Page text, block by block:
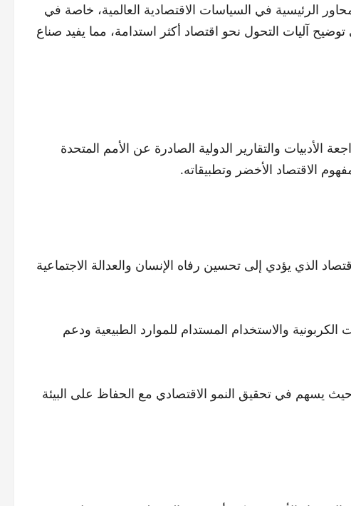
الرئيسية في السياسات الاقتصادية العالمية، خاصة في
آليات التحول نحو اقتصاد أكثر استدامة، مما يفيد صناع
والتقارير الدولية الصادرة عن الأمم المتحدة
الاقتصاد الأخضر وتطبيقاته.
الذي يؤدي إلى تحسين رفاه الإنسان والعدالة الاجتماعية
الكربونية والاستخدام المستدام للموارد الطبيعية ودعم
حيث يسهم في تحقيق النمو الاقتصادي مع الحفاظ على البيئة